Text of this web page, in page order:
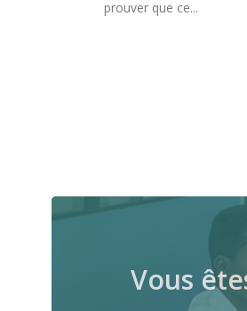
motorisés. Sa mise en
Vous